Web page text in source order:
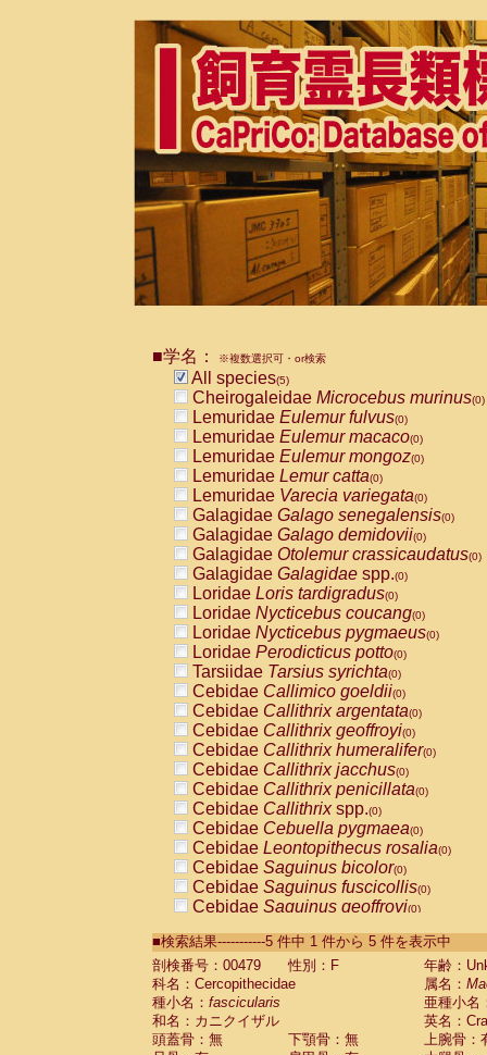
■学名： ※複数選択可・or検索
All species(5)
Cheirogaleidae Microcebus murinus(0)
Lemuridae Eulemur fulvus(0)
Lemuridae Eulemur macaco(0)
Lemuridae Eulemur mongoz(0)
Lemuridae Lemur catta(0)
Lemuridae Varecia variegata(0)
Galagidae Galago senegalensis(0)
Galagidae Galago demidovii(0)
Galagidae Otolemur crassicaudatus(0)
Galagidae Galagidae spp.(0)
Loridae Loris tardigradus(0)
Loridae Nycticebus coucang(0)
Loridae Nycticebus pygmaeus(0)
Loridae Perodicticus potto(0)
Tarsiidae Tarsius syrichta(0)
Cebidae Callimico goeldii(0)
Cebidae Callithrix argentata(0)
Cebidae Callithrix geoffroyi(0)
Cebidae Callithrix humeralifer(0)
Cebidae Callithrix jacchus(0)
Cebidae Callithrix penicillata(0)
Cebidae Callithrixspp.(0)
Cebidae Cebuella pygmaea(0)
Cebidae Leontopithecus rosalia(0)
Cebidae Saguinus bicolor(0)
Cebidae Saguinus fuscicollis(0)
Cebidae Saguinus geoffroyi(0)
CebidaeSaguinus labiatus(0)
Cebidae Saguinus leucopus (0)
CebidaeSaguinus midas
CebidaeSaguinus mystax
CebidaeSaguinus nigricollis (1)
Cebidae Saguinus oedipus
■検索結果-----------5 件中 1 件から 5 件を表示中
剖検番号：00479
性別：F
年齢：
科名：Cercopithecidae
属名：
種小名： fascicularis
亜種小名
和名：カニクイザル
英名：
頭蓋骨：無
下顎骨：無
上腕骨：